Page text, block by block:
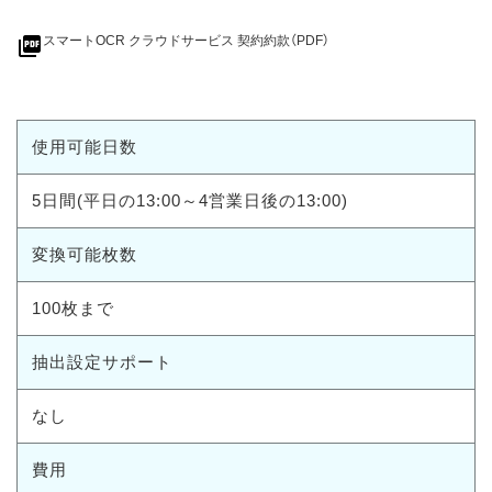
picture_as_pdf スマートOCR クラウドサービス 契約約款（PDF）
使用可能日数
5日間(平日の13:00～4営業日後の13:00)
変換可能枚数
100枚まで
抽出設定サポート
なし
費用